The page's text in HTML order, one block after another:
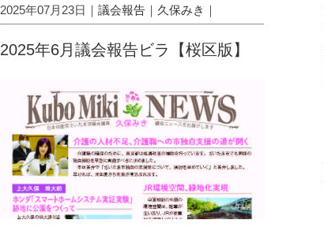
2025年07月23日｜ 議会報告 ｜ 久保みき ｜
2025年6月議会報告ビラ【桜区版】